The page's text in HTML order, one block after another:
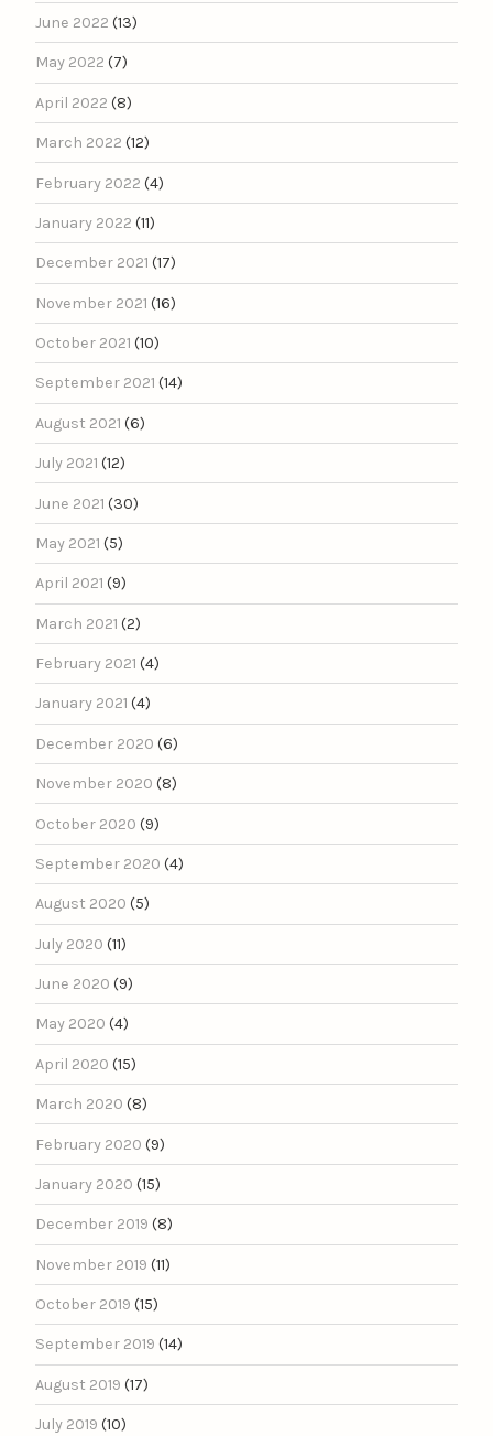
June 2022 (13)
May 2022 (7)
April 2022 (8)
March 2022 (12)
February 2022 (4)
January 2022 (11)
December 2021 (17)
November 2021 (16)
October 2021 (10)
September 2021 (14)
August 2021 (6)
July 2021 (12)
June 2021 (30)
May 2021 (5)
April 2021 (9)
March 2021 (2)
February 2021 (4)
January 2021 (4)
December 2020 (6)
November 2020 (8)
October 2020 (9)
September 2020 (4)
August 2020 (5)
July 2020 (11)
June 2020 (9)
May 2020 (4)
April 2020 (15)
March 2020 (8)
February 2020 (9)
January 2020 (15)
December 2019 (8)
November 2019 (11)
October 2019 (15)
September 2019 (14)
August 2019 (17)
July 2019 (10)